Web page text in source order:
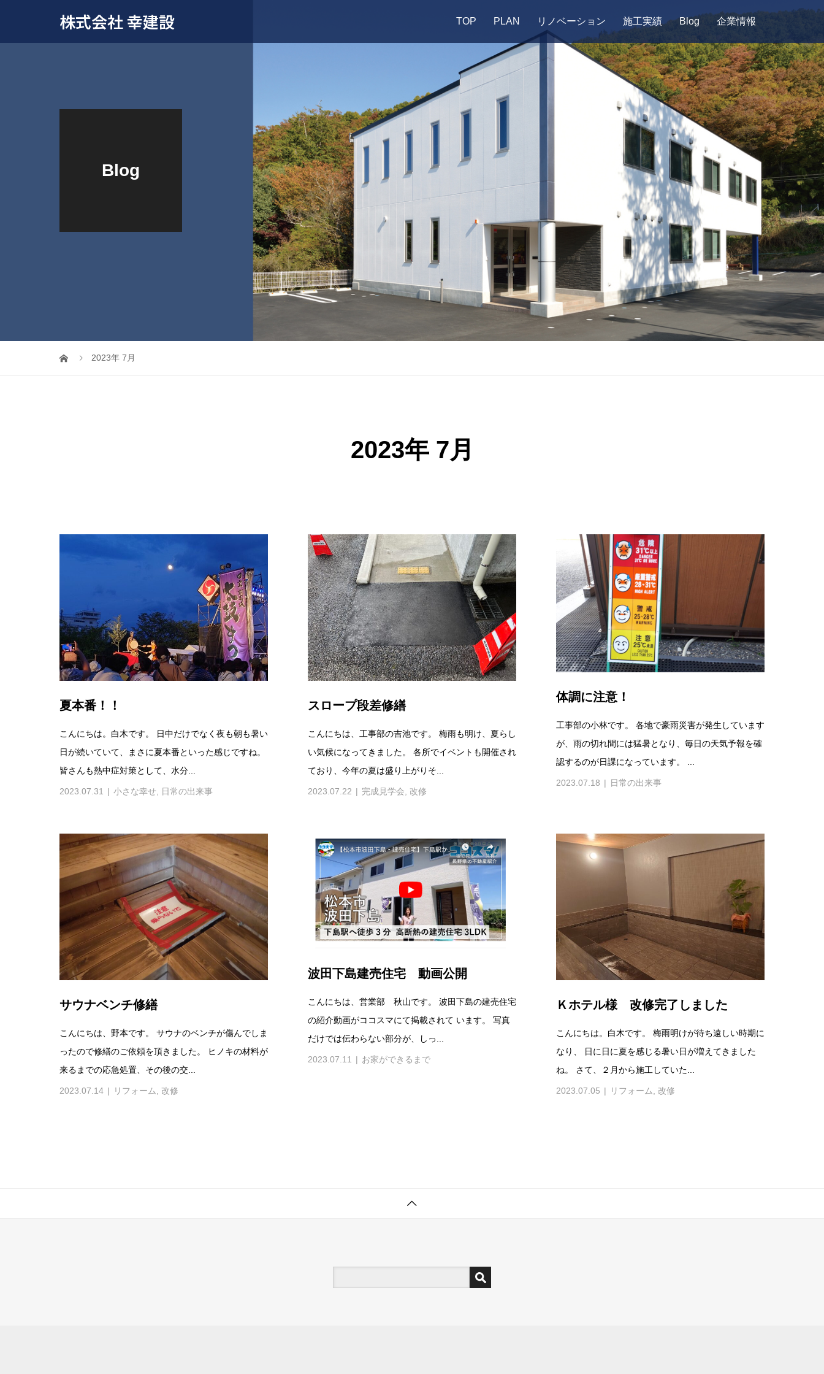
株式会社 幸建設 TOP PLAN リノベーション 施工実績 Blog 企業情報
Blog
2023年 7月
2023年 7月
夏本番！！
こんにちは。白木です。 日中だけでなく夜も朝も暑い
日が続いていて、まさに夏本番といった感じですね。
皆さんも熱中症対策として、水分...
2023.07.31 小さな幸せ 日常の出来事
スロープ段差修繕
こんにちは、工事部の吉池です。 梅雨も明け、夏らし
い気候になってきました。 各所でイベントも開催され
ており、今年の夏は盛り上がりそ...
2023.07.22 完成見学会 改修
体調に注意！
工事部の小林です。 各地で豪雨災害が発生しています
が、雨の切れ間には猛暑となり、毎日の天気予報を確
認するのが日課になっています。 ...
2023.07.18 日常の出来事
サウナベンチ修繕
こんにちは、野本です。 サウナのベンチが傷んでしま
ったので修繕のご依頼を頂きました。 ヒノキの材料が
来るまでの応急処置、その後の交...
2023.07.14 リフォーム 改修
波田下島建売住宅 動画公開
こんにちは、営業部 秋山です。 波田下島の建売住宅
の紹介動画がココスマにて掲載されて います。 写真
だけでは伝わらない部分が、しっ...
2023.07.11 お家ができるまで
Ｋホテル様 改修完了しました
こんにちは。白木です。 梅雨明けが待ち遠しい時期に
なり、 日に日に夏を感じる暑い日が増えてきました
ね。 さて、２月から施工していた...
2023.07.05 リフォーム 改修